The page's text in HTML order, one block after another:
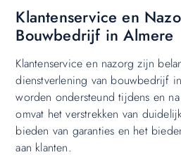
Klantenservice en
Bouwbedrijf in Almere
Klantenservice en nazorg zijn
dienstverlening van bouwbedrijf
worden ondersteund tijdens en
omvat het verstrekken van
bieden van garanties en het
aan klanten.